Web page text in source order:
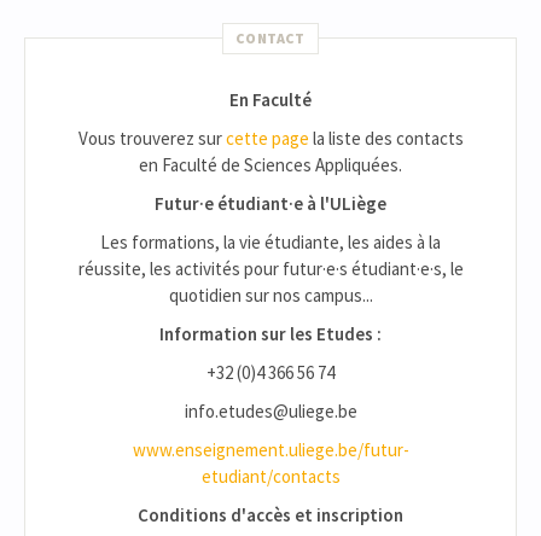
CONTACT
En Faculté
Vous trouverez surcette page la liste des contacts
en Faculté de Sciences Appliquées.
Futur·e étudiant·e à l'ULiège
Les formations, la vie étudiante, les aides à la
réussite, les activités pour futur·e·s étudiant·e·s, le
quotidien sur nos campus...
Information sur les Etudes :
+32 (0)4 366 56 74
info.etudes@uliege.be
www.enseignement.uliege.be/futur-
etudiant/contacts
Conditions d'accès et inscription